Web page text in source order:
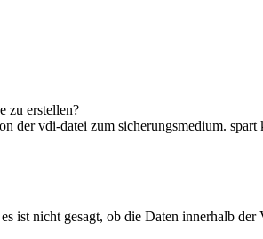
zu erstellen?
der vdi-datei zum sicherungsmedium.
ist nicht gesagt, ob die Daten innerhalb